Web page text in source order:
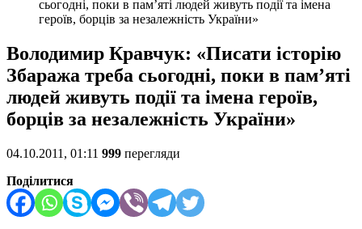
сьогодні, поки в пам’яті людей живуть події та імена
героїв, борців за незалежність України»
Володимир Кравчук: «Писати історію
Збаража треба сьогодні, поки в пам’яті
людей живуть події та імена героїв,
борців за незалежність України»
04.10.2011, 01:11 999 перегляди
Поділитися